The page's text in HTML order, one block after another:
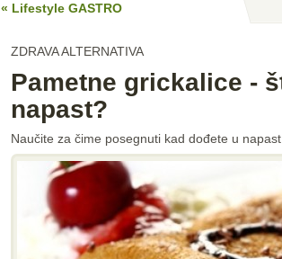
« Lifestyle GASTRO
ZDRAVA ALTERNATIVA
Pametne grickalice -
napast?
Naučite za čime posegnuti kad dođete u